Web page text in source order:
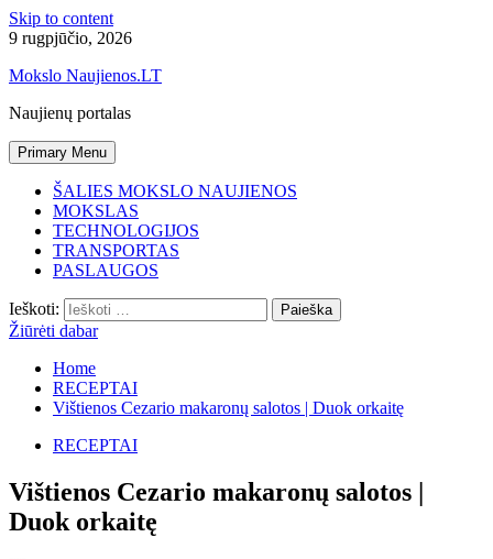
Skip to content
9 rugpjūčio, 2026
Mokslo Naujienos.LT
Naujienų portalas
Primary Menu
ŠALIES MOKSLO NAUJIENOS
MOKSLAS
TECHNOLOGIJOS
TRANSPORTAS
PASLAUGOS
Ieškoti:
Žiūrėti dabar
Home
RECEPTAI
Vištienos Cezario makaronų salotos | Duok orkaitę
RECEPTAI
Vištienos Cezario makaronų salotos |
Duok orkaitę